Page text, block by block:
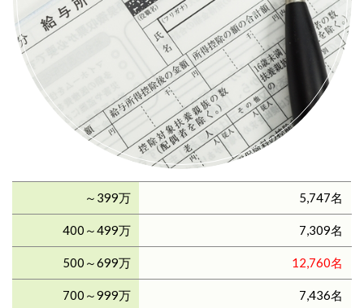
～399万 5,747名
400～499万 7,309名
500～699万 12,760名
700～999万 7,436名